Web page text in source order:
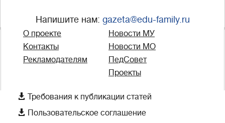
Напишите нам: gazeta@edu-family.ru
О проекте
Контакты
Рекламодателям
Новости МУ
Новости МО
ПедСовет
Проекты
 Требования к публикации статей
 Пользовательское соглашение